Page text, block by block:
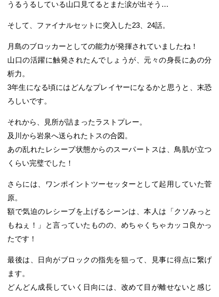
うるうるしている山口見てるとまた涙が出そう…
そして、ファイナルセットに突入した23、24話。
月島のブロッカーとしての能力が発揮されていましたね！
山口の活躍に触発されたんでしょうが、元々の身長にあの分
析力。
3年生になる頃にはどんなプレイヤーになるかと思うと、末恐
ろしいです。
それから、見所が詰まったラストプレー。
及川から岩泉へ送られたトスの合図。
あの乱れたレシーブ状態からのスーパートスは、鳥肌が立つ
くらい完璧でした！
さらには、ワンポイントツーセッターとして起用していた菅
原。
額で気迫のレシーブを上げるシーンは、本人は「クソみっと
もねぇ！」と言っていたものの、めちゃくちゃカッコ良かっ
たです！
最後は、日向がブロックの指先を狙って、見事に得点に繋げ
ます。
どんどん成長していく日向には、改めて目が離せないと感じ